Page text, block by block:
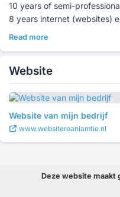
10 years of semi-
8 years internet (websites)
Read more
Website
Website van mijn bedrijf
www.websitereaniamtie.nl
Deze website maakt